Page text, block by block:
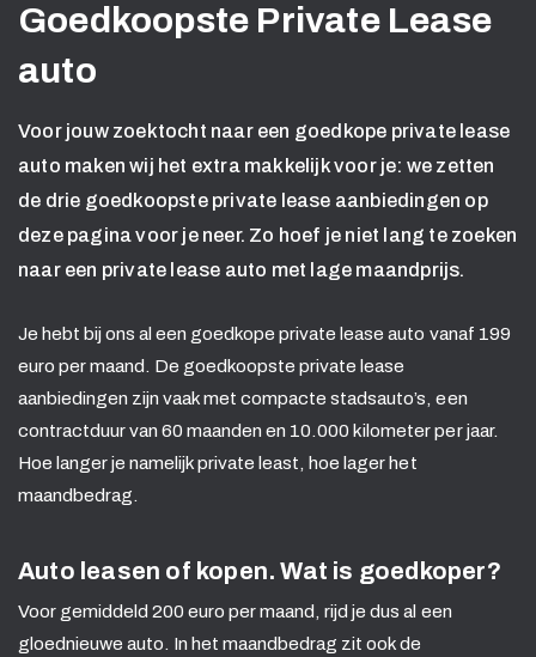
Goedkoopste Private Lease
auto
Voor jouw zoektocht naar een goedkope private lease
auto maken wij het extra makkelijk voor je: we zetten
de drie goedkoopste private lease aanbiedingen op
deze pagina voor je neer. Zo hoef je niet lang te zoeken
naar een private lease auto met lage maandprijs.
Je hebt bij ons al een goedkope private lease auto vanaf 199
euro per maand. De goedkoopste private lease
aanbiedingen zijn vaak met compacte stadsauto’s, een
contractduur van 60 maanden en 10.000 kilometer per jaar.
Hoe langer je namelijk private least, hoe lager het
maandbedrag.
Auto leasen of kopen. Wat is goedkoper?
Voor gemiddeld 200 euro per maand, rijd je dus al een
gloednieuwe auto. In het maandbedrag zit ook de